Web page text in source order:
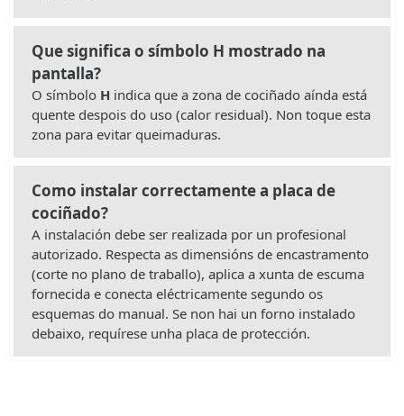
Que significa o símbolo H mostrado na
pantalla?
O símbolo H indica que a zona de cociñado aínda está
quente despois do uso (calor residual). Non toque esta
zona para evitar queimaduras.
Como instalar correctamente a placa de
cociñado?
A instalación debe ser realizada por un profesional
autorizado. Respecta as dimensións de encastramento
(corte no plano de traballo), aplica a xunta de escuma
fornecida e conecta eléctricamente segundo os
esquemas do manual. Se non hai un forno instalado
debaixo, requírese unha placa de protección.